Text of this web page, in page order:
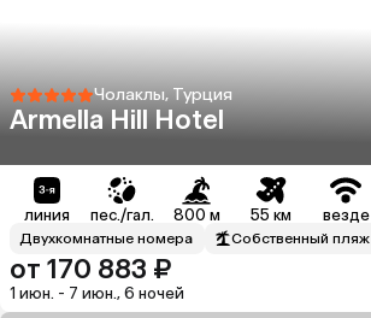
Чолаклы, Турция
Armella Hill Hotel
линия пес./гал. 800 м 55 км везде
Двухкомнатные номера Собственный пляж
от 170 883 ₽
1 июн. - 7 июн., 6 ночей